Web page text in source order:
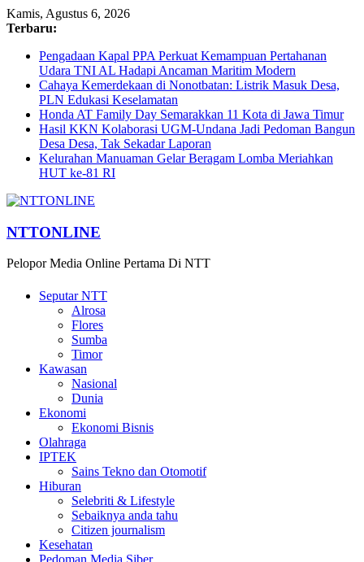
Kamis, Agustus 6, 2026
Terbaru:
Pengadaan Kapal PPA Perkuat Kemampuan Pertahanan
Udara TNI AL Hadapi Ancaman Maritim Modern
Cahaya Kemerdekaan di Nonotbatan: Listrik Masuk Desa,
PLN Edukasi Keselamatan
Honda AT Family Day Semarakkan 11 Kota di Jawa Timur
Hasil KKN Kolaborasi UGM-Undana Jadi Pedoman Bangun
Desa Desa, Tak Sekadar Laporan
Kelurahan Manuaman Gelar Beragam Lomba Meriahkan
HUT ke-81 RI
NTTONLINE
Pelopor Media Online Pertama Di NTT
Seputar NTT
Alrosa
Flores
Sumba
Timor
Kawasan
Nasional
Dunia
Ekonomi
Ekonomi Bisnis
Olahraga
IPTEK
Sains Tekno dan Otomotif
Hiburan
Selebriti & Lifestyle
Sebaiknya anda tahu
Citizen journalism
Kesehatan
Pedoman Media Siber